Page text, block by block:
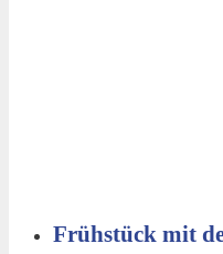
Frühstück mit